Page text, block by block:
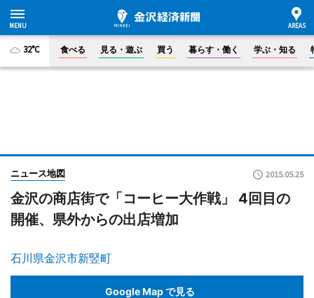
32°C 食べる 見る・遊ぶ 買う 暮らす・働く 学ぶ・知る
ニュース地図 2015.05.25
金沢の商店街で「コーヒー大作戦」 4回目の
開催、県外からの出店増加
石川県金沢市新竪町
Google Map で見る